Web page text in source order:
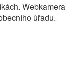
Webkamera
úřadu.